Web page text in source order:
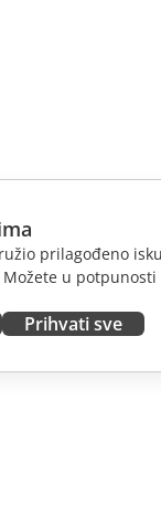
prilagođeno
u
Prihvati sve